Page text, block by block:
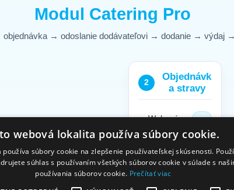
Modul Catering Pro
objednávka → odoslanie dodávateľovi → dodanie → výdaj
2
Objednávk
a stravy
Webové
rozhranie
AMS
webová lokalita používa súbory cookie.
súbory cookie na zlepšenie používateľskej skúsenosti.
súhlas s používaním všetkých súborov cookie v súlade s
používania súborov cookie. Prečítať viac